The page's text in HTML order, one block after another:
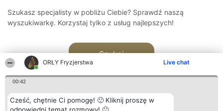
ORŁY Fryzjerstwa Live chat
00:42
Cześć, chętnie Ci pomogę! 🙂 Kliknij proszę w
Szukasz specjalisty w pobliżu Ciebie? Sprawdź naszą
wyszukiwarkę. Korzystaj tylko z usług najlepszych!
Szukaj